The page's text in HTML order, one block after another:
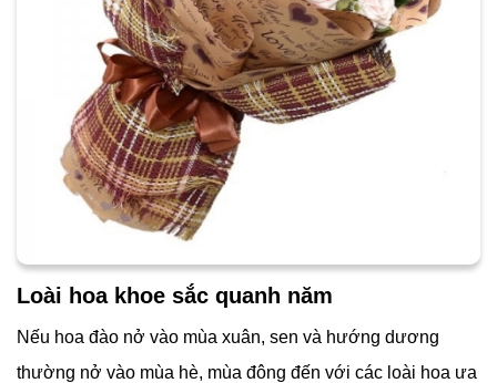
Loài hoa khoe sắc quanh năm
Nếu hoa đào nở vào mùa xuân, sen và hướng dương
thường nở vào mùa hè, mùa đông đến với các loài hoa ưa